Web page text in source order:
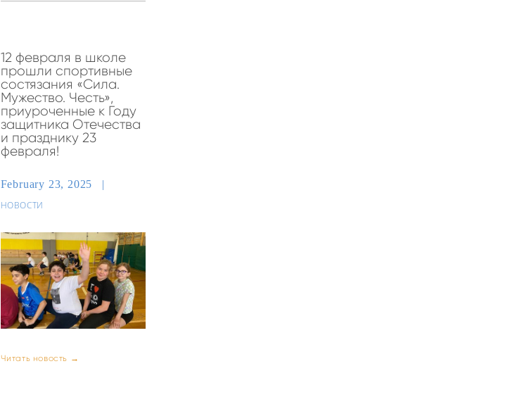
12 февраля в школе
прошли спортивные
состязания «Сила.
Мужество. Честь»,
приуроченные к Году
защитника Отечества
и празднику 23
февраля!
February 23, 2025
НОВОСТИ
Читать новость →